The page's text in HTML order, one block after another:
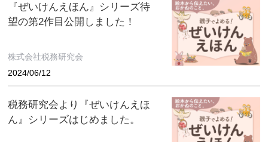
『ぜいけんえほん』シリーズ待
望の第2作目公開しました！
株式会社税務研究会
2024/06/12
税務研究会より『ぜいけんえほ
ん』シリーズはじめました。